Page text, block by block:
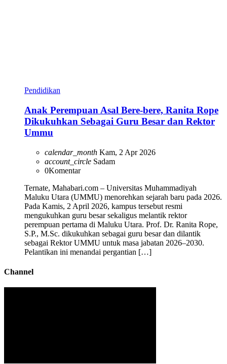
Pendidikan
Anak Perempuan Asal Bere-bere, Ranita Rope
Dikukuhkan Sebagai Guru Besar dan Rektor
Ummu
calendar_month Kam, 2 Apr 2026
account_circle Sadam
0Komentar
Ternate, Mahabari.com – Universitas Muhammadiyah
Maluku Utara (UMMU) menorehkan sejarah baru pada 2026.
Pada Kamis, 2 April 2026, kampus tersebut resmi
mengukuhkan guru besar sekaligus melantik rektor
perempuan pertama di Maluku Utara. Prof. Dr. Ranita Rope,
S.P., M.Sc. dikukuhkan sebagai guru besar dan dilantik
sebagai Rektor UMMU untuk masa jabatan 2026–2030.
Pelantikan ini menandai pergantian […]
Channel